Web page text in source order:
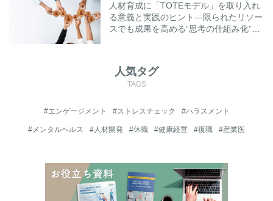
人材育成に「TOTEモデル」を取り入れ
る意義と実践のヒント―限られたリソー
スでも成果を高める“思考の仕組み化”と
人気タグ
TAGS
#エンゲージメント #ストレスチェック #ハラスメント
#メンタルヘルス #人材開発 #休職 #健康経営 #復職 #産業医